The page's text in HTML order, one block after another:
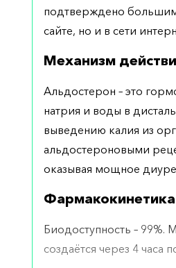
подтверждено большим
сайте, но и в сети
Механизм
Альдостерон – это
натрия и воды в
выведению калия из
альдостероновыми
оказывая мощное
Фармакокинетика
Биодоступность – 99%.
создаётся через 4 часа